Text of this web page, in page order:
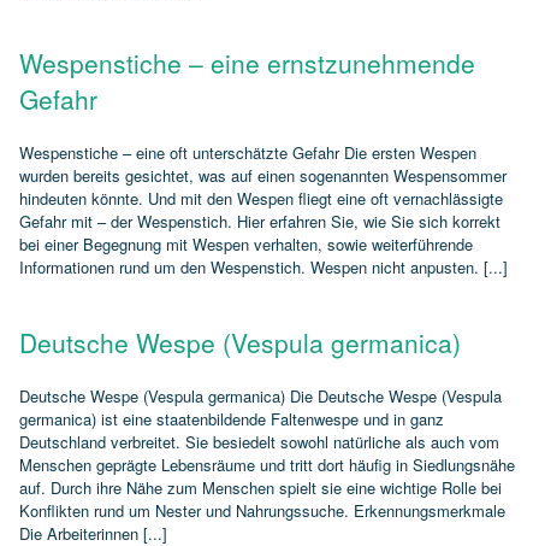
Wespenstiche – eine ernstzunehmende
Gefahr
Wespenstiche – eine oft unterschätzte Gefahr Die ersten Wespen
wurden bereits gesichtet, was auf einen sogenannten Wespensommer
hindeuten könnte. Und mit den Wespen fliegt eine oft vernachlässigte
Gefahr mit – der Wespenstich. Hier erfahren Sie, wie Sie sich korrekt
bei einer Begegnung mit Wespen verhalten, sowie weiterführende
Informationen rund um den Wespenstich. Wespen nicht anpusten. [...]
Deutsche Wespe (Vespula germanica)
Deutsche Wespe (Vespula germanica) Die Deutsche Wespe (Vespula
germanica) ist eine staatenbildende Faltenwespe und in ganz
Deutschland verbreitet. Sie besiedelt sowohl natürliche als auch vom
Menschen geprägte Lebensräume und tritt dort häufig in Siedlungsnähe
auf. Durch ihre Nähe zum Menschen spielt sie eine wichtige Rolle bei
Konflikten rund um Nester und Nahrungssuche. Erkennungsmerkmale
Die Arbeiterinnen [...]